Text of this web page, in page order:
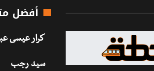
أفضل
كرار عيسى
سيد رجب